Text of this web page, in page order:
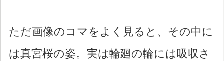
ただ画像のコマをよく見ると、その中に
は真宮桜の姿。実は輪廻の輪には吸収さ